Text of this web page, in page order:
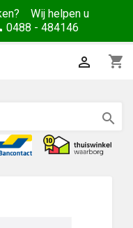
Wij helpen u
0488 - 484146
shopping_cart

